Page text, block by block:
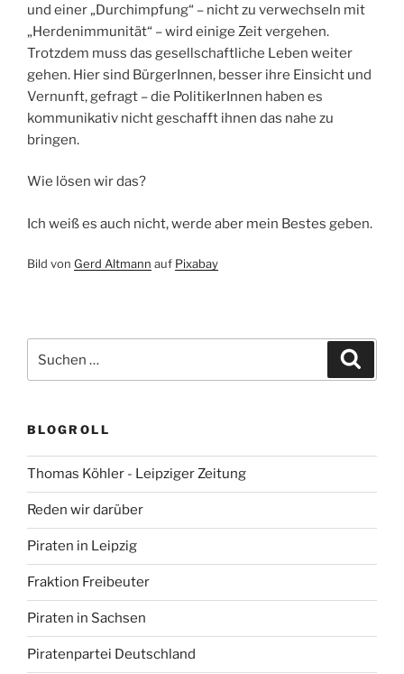
und einer „Durchimpfung“ – nicht zu verwechseln mit
„Herdenimmunität“ – wird einige Zeit vergehen.
Trotzdem muss das gesellschaftliche Leben weiter
gehen. Hier sind BürgerInnen, besser ihre Einsicht und
Vernunft, gefragt – die PolitikerInnen haben es
kommunikativ nicht geschafft ihnen das nahe zu
bringen.
Wie lösen wir das?
Ich weiß es auch nicht, werde aber mein Bestes geben.
Bild von Gerd Altmann auf Pixabay
nach:
BLOGROLL
Thomas Köhler - Leipziger Zeitung
Reden wir darüber
Piraten in Leipzig
Fraktion Freibeuter
Piraten in Sachsen
Piratenpartei Deutschland